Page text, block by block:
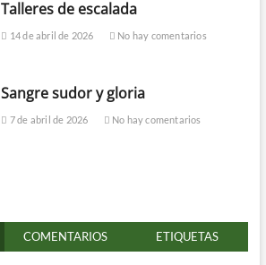
Talleres de escalada
14 de abril de 2026 No hay comentarios
Sangre sudor y gloria
7 de abril de 2026 No hay comentarios
COMENTARIOS ETIQUETAS